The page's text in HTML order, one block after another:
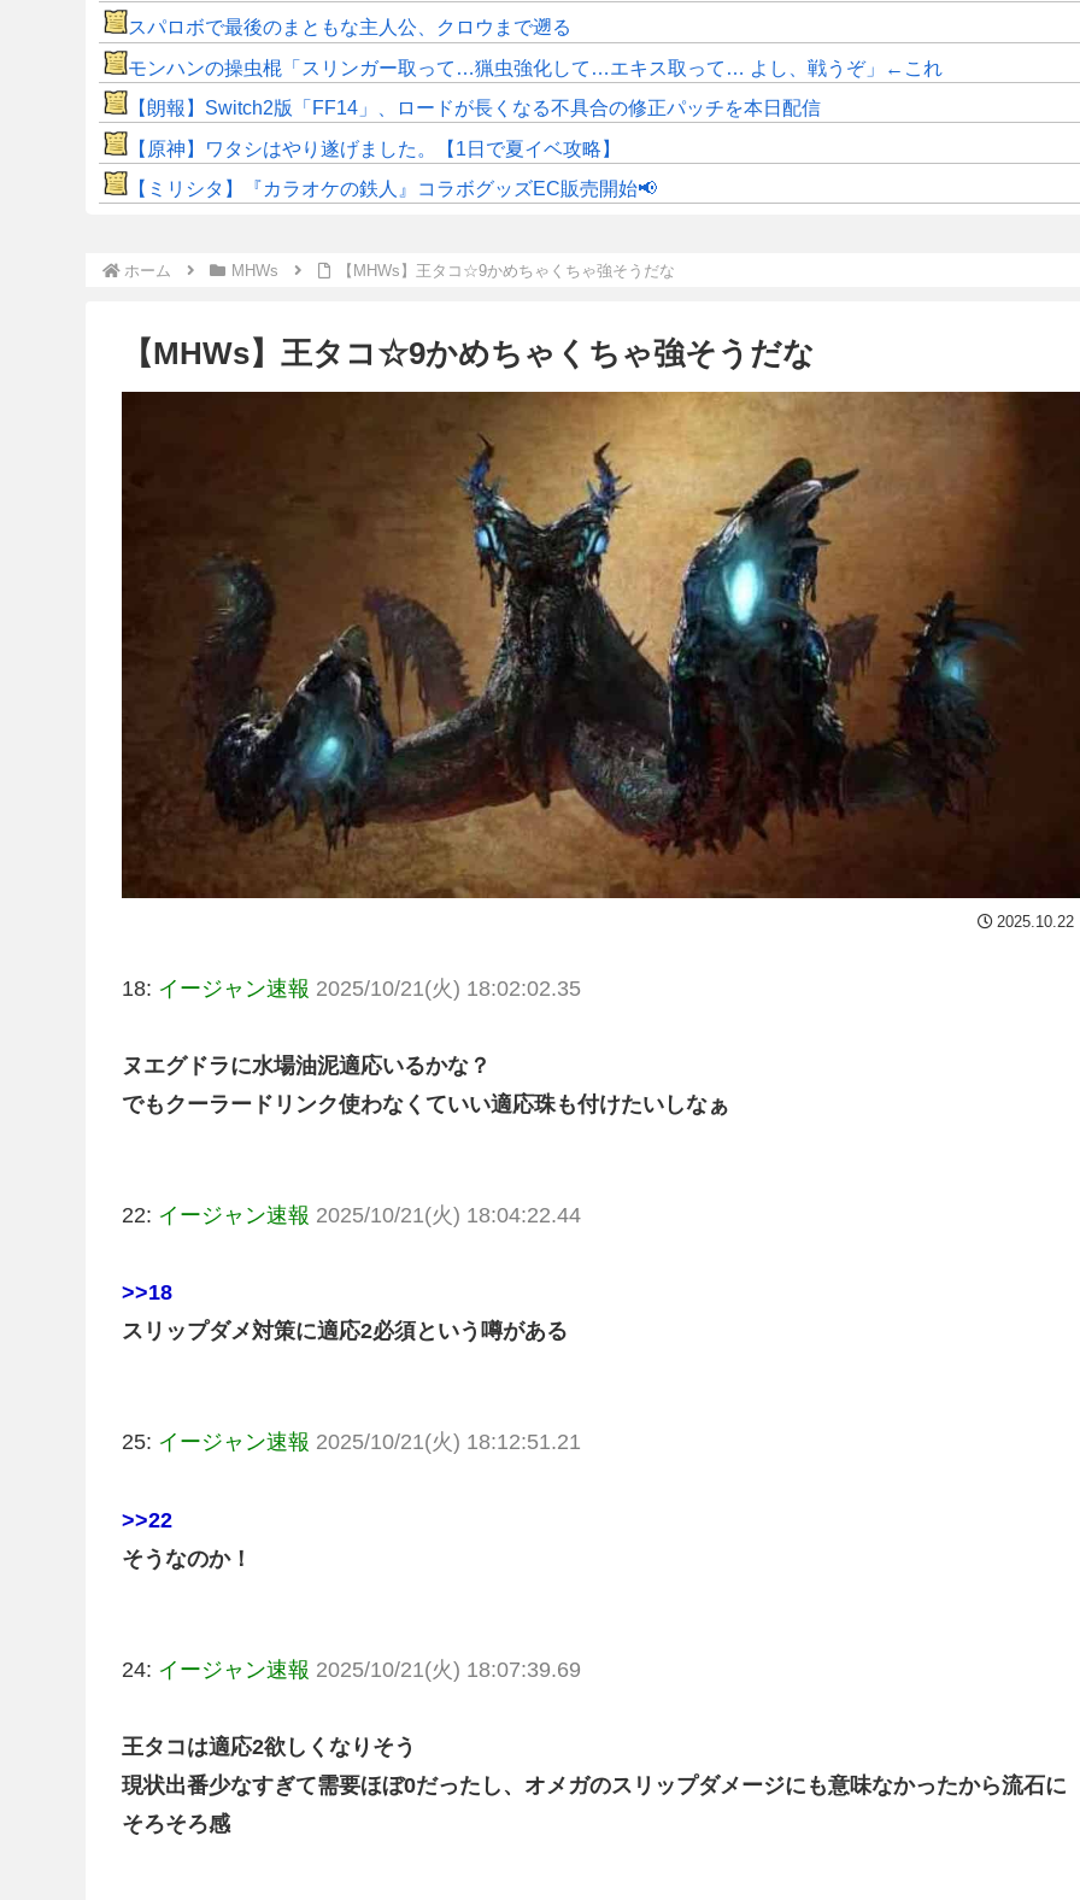
スパロボで最後のまともな主人公、クロウまで遡る
モンハンの操虫棍「スリンガー取って…猟虫強化して…エキス取って… よし、戦うぞ」←これ
【朗報】Switch2版「FF14」、ロードが長くなる不具合の修正パッチを本日配信
【原神】ワタシはやり遂げました。【1日で夏イベ攻略】
【ミリシタ】『カラオケの鉄人』コラボグッズEC販売開始📢
ホーム MHWs 【MHWs】王タコ☆9かめちゃくちゃ強そうだな
【MHWs】王タコ☆9かめちゃくちゃ強そうだな
2025.10.22
18: イージャン速報 2025/10/21(火) 18:02:02.35
ヌエグドラに水場油泥適応いるかな？
でもクーラードリンク使わなくていい適応珠も付けたいしなぁ
22: イージャン速報 2025/10/21(火) 18:04:22.44
>>18
スリップダメ対策に適応2必須という噂がある
25: イージャン速報 2025/10/21(火) 18:12:51.21
>>22
そうなのか！
24: イージャン速報 2025/10/21(火) 18:07:39.69
王タコは適応2欲しくなりそう
現状出番少なすぎて需要ほぼ0だったし、オメガのスリップダメージにも意味なかったから流石に
そろそろ感